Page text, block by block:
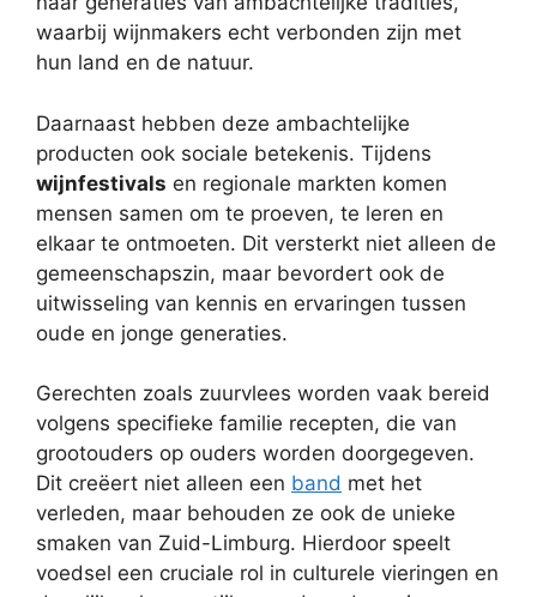
waarbij wijnmakers echt verbonden zijn met
hun land en de natuur.
Daarnaast hebben deze ambachtelijke
producten ook sociale betekenis. Tijdens
wijnfestivals en regionale markten komen
mensen samen om te proeven, te leren en
elkaar te ontmoeten. Dit versterkt niet alleen de
gemeenschapszin, maar bevordert ook de
uitwisseling van kennis en ervaringen tussen
oude en jonge generaties.
Gerechten zoals zuurvlees worden vaak bereid
volgens specifieke familie recepten, die van
grootouders op ouders worden doorgegeven.
Dit creëert niet alleen een band met het
verleden, maar behouden ze ook de unieke
smaken van Zuid-Limburg. Hierdoor speelt
voedsel een cruciale rol in culturele vieringen en